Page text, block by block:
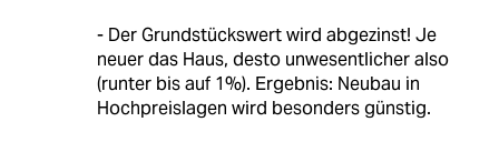
- Der Grundstückswert wird abgezinst! Je
neuer das Haus, desto unwesentlicher also
(runter bis auf 1%). Ergebnis: Neubau in
Hochpreislagen wird besonders günstig.